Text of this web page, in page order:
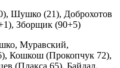
Шушко (21), Доброхотов
Зборщик (90+5)
Муравский,
Кошкош (Прокопчук 72),
(Плакса 65), Байдал,